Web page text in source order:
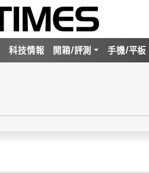
科技情報 開箱/評測 手機/平板